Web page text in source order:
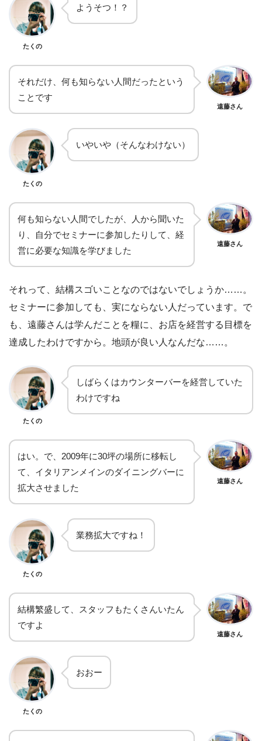
たくの
ようそつ！？
それだけ、何も知らない人間だったという
ことです
遠藤さん
たくの
いやいや（そんなわけない）
何も知らない人間でしたが、人から聞いた
り、自分でセミナーに参加したりして、経
営に必要な知識を学びました
遠藤さん
それって、結構スゴいことなのではないでしょうか……。
セミナーに参加しても、実にならない人だっています。で
も、遠藤さんは学んだことを糧に、お店を経営する目標を
達成したわけですから。地頭が良い人なんだな……。
たくの
しばらくはカウンターバーを経営していた
わけですね
はい。で、2009年に30坪の場所に移転し
て、イタリアンメインのダイニングバーに
拡大させました
遠藤さん
たくの
業務拡大ですね！
結構繁盛して、スタッフもたくさんいたん
ですよ
遠藤さん
たくの
おおー